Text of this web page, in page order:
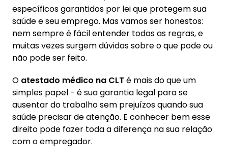
2. Atestado médico no contrato de
experiência
2.1. O contrato é prorrogado em caso de
atestado?
apresentar atestado?
3. Principais direitos sobre atestados médicos
3.1. O que a CLT diz sobre atestados
médicos?
3.2. Quantos atestados médicos posso
específicos garantidos por lei que protegem sua
saúde e seu emprego. Mas vamos ser honestos:
nem sempre é fácil entender todas as regras, e
muitas vezes surgem dúvidas sobre o que pode ou
não pode ser feito.
O atestado médico na CLT é mais do que um
simples papel - é sua garantia legal para se
ausentar do trabalho sem prejuízos quando sua
saúde precisar de atenção. E conhecer bem esse
direito pode fazer toda a diferença na sua relação
com o empregador.